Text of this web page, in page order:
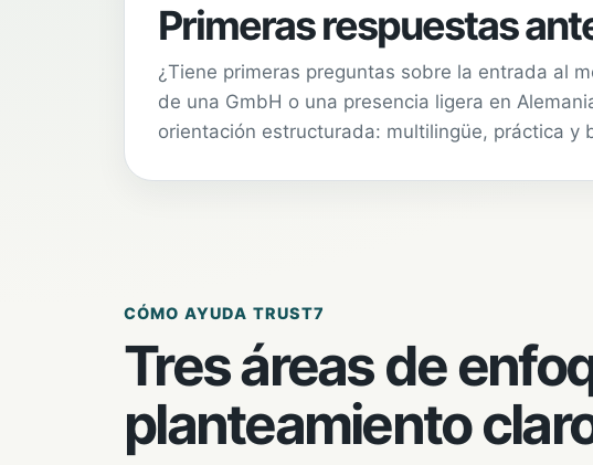
Primeras respuestas
¿Tiene primeras preguntas sobre la entrada al
de una GmbH o una presencia ligera en
orientación estructurada: multilingüe, práctica y
CÓMO AYUDA TRUST7
Tres áreas de
planteamiento